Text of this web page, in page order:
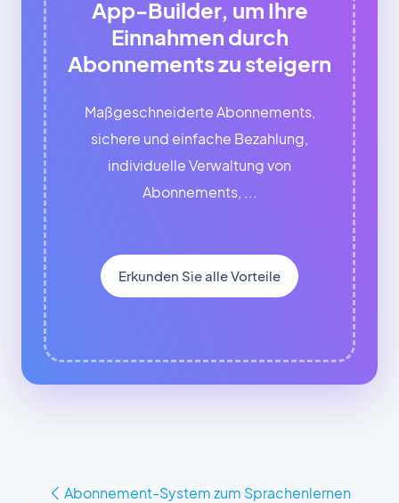
App-Builder, um Ihre
Einnahmen durch
Abonnements zu steigern
Maßgeschneiderte Abonnements,
sichere und einfache Bezahlung,
individuelle Verwaltung von
Abonnements, ...
Erkunden Sie alle Vorteile
Abonnement-System zum Sprachenlernen